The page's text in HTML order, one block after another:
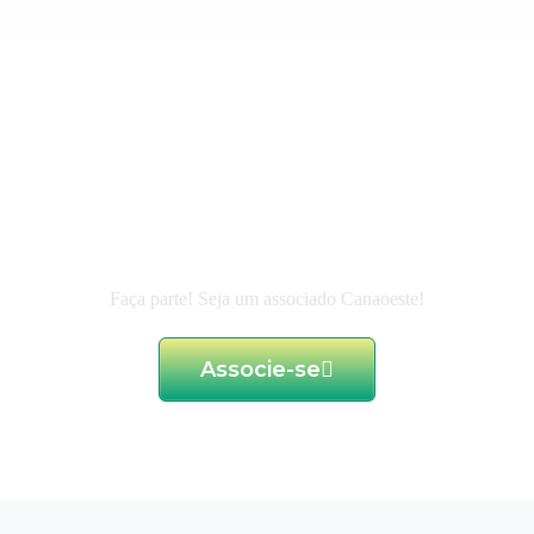
Faça parte! Seja um associado Canaoeste!
Associe-se